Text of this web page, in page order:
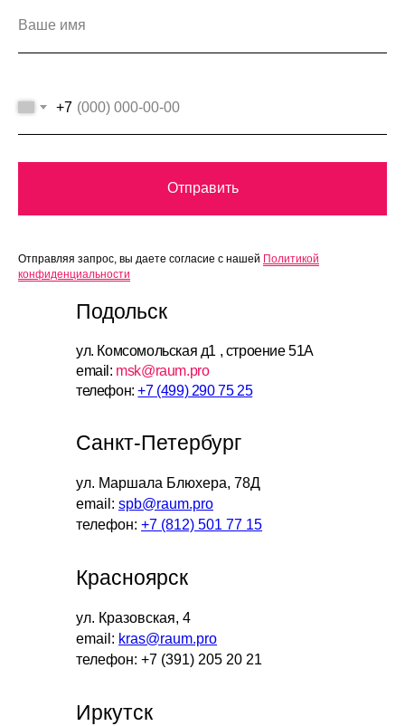
+7
Отправить
Отправляя запрос, вы даете согласие с нашей Политикой
конфиденциальности
ул. Кразовская, 4
email: kras@raum.pro
телефон: +7 (391) 205 20 21
Красноярск
Иркутск
ул. Маршала Блюхера, 78Д
email: spb@raum.pro
телефон: +7 (812) 501 77 15
Санкт-Петербург
Подольск
ул. Комсомольская д1 , строение 51А
email: msk@raum.pro
телефон:+7 (499) 290 75 25